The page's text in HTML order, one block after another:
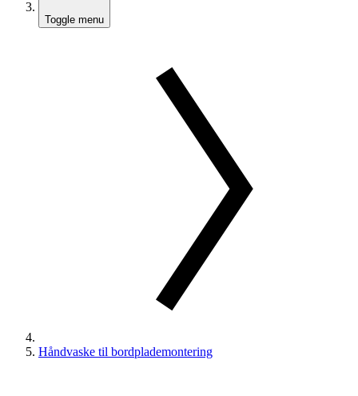
Toggle menu
Håndvaske til bordplademontering